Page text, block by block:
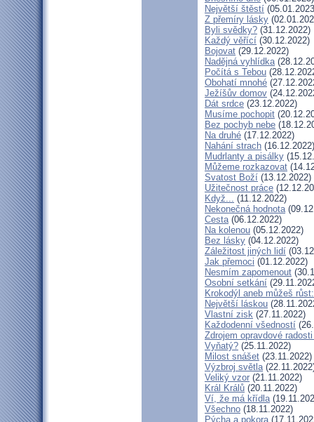
Největší štěstí
Z přemíry lásky
Byli svědky? (31.12.2022)
Každý věřící (30.12.2022)
Bojovat (29.12.2022)
Nadějná vyhlídka
Počítá s Tebou
Obohatí mnohé
Ježíšův domov
Dát srdce (23.12.2022)
Musíme pochopit
Bez pochyb nebe
Na druhé (17.12.2022)
Nahání strach (16.12.2022)
Mudrlanty a pisálky
Můžeme rozkazovat
Svatost Boží (13.12.2022)
Užitečnost práce
Když... (11.12.2022)
Nekonečná hodnota
Cesta(06.12.2022)
Na kolenou (05.12.2022)
Bez lásky (04.12.2022)
Záležitost jiných lidí
Jak přemoci (01.12.2022)
Nesmím zapomenout
Osobní setkání
Krokodýl aneb můžeš
Největší láskou
Vlastní zisk (27.11.2022)
Každodenní všedností
Zdrojem opravdové
Vyňatý? (25.11.2022)
Milost snášet (23.11.2022)
Výzbroj světla
Veliký vzor (21.11.2022)
Král Králů (20.11.2022)
Ví, že má křídla
Všechno (18.11.2022)
Pýcha a pokora